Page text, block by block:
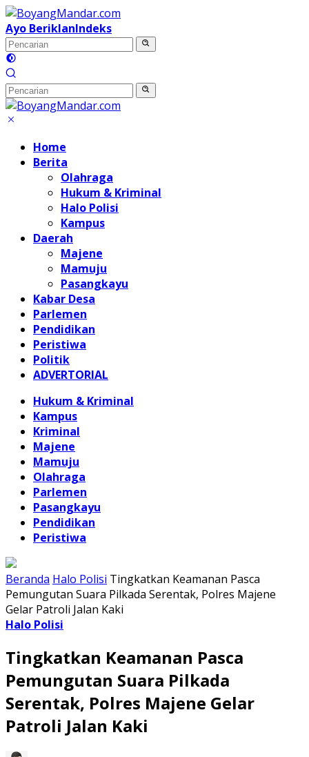
Langsung
ke
konten
Ayo BeriklanIndeks
Home
Berita
Olahraga
Hukum & Kriminal
Halo Polisi
Kampus
Daerah
Majene
Mamuju
Pasangkayu
Kabar Desa
Parlemen
Pendidikan
Peristiwa
Politik
ADVERTORIAL
Hukum & Kriminal
Kampus
Kriminal
Majene
Mamuju
Olahraga
Parlemen
Pasangkayu
Pendidikan
Peristiwa
Beranda Halo Polisi Tingkatkan Keamanan Pasca
Pemungutan Suara Pilkada Serentak, Polres Majene
Gelar Patroli Jalan Kaki
Halo Polisi
Tingkatkan Keamanan Pasca
Pemungutan Suara Pilkada
Serentak, Polres Majene Gelar
Patroli Jalan Kaki